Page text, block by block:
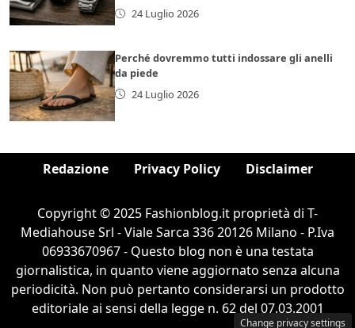
24 Luglio 2026
Perché dovremmo tutti indossare gli anelli
da piede
24 Luglio 2026
Redazione Privacy Policy Disclaimer
Copyright © 2025 Fashionblog.it proprietà di T-
Mediahouse Srl - Viale Sarca 336 20126 Milano - P.Iva
06933670967 - Questo blog non è una testata
giornalistica, in quanto viene aggiornato senza alcuna
periodicità. Non può pertanto considerarsi un prodotto
editoriale ai sensi della legge n. 62 del 07.03.2001
Change privacy settings